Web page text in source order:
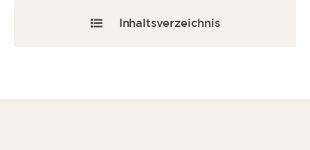
Inhaltsverzeichnis